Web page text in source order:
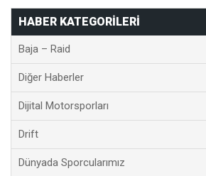
HABER KATEGORILERI
Baja – Raid
Diğer Haberler
Dijital Motorsporları
Drift
Dünyada Sporcularımız